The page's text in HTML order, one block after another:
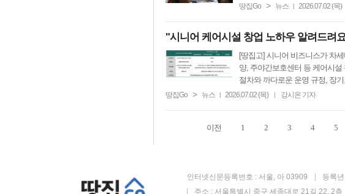
땅집Go > 뉴스 | 2026.07.02 (목)
"시니어 케어시설 창업 노하우 알려드려
[땅집고] 시니어 비즈니스가 차
양, 주야간보호센터 등 케어시
절차와 까다로운 운영 규정, 장
땅집Go > 뉴스 | 2026.07.02 (목) | 강시온 기자
이전 1 2 3 4 5
인터넷신문등록번호 : 서울, 아 03909 등록
주소 : 서울특별시 중구 세종대로 21길 22, 2층